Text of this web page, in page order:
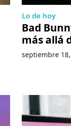
Lo de hoy
Bad
más allá
septiembre